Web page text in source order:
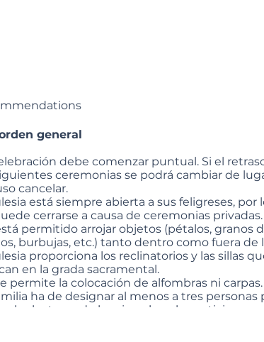
general
debe comenzar puntual. Si el
ceremonias se podrá cambiar de
cancelar.
está siempre abierta a sus feligreses, por
cerrarse a causa de ceremonias privadas.
permitido arrojar objetos (pétalos, granos
burbujas, etc.) tanto dentro como fuera de
proporciona los reclinatorios y las sillas
en la grada sacramental.
permite la colocación de alfombras ni carpas.
ha de designar al menos a tres personas
las lecturas de la misa y lean las peticiones